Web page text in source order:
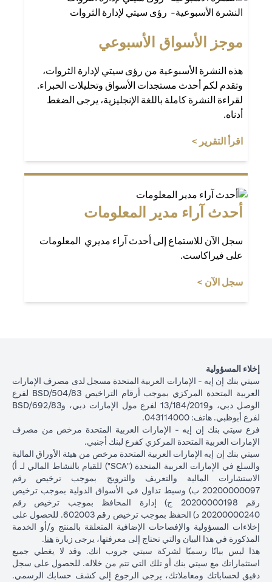
النشرة الأسبوعية- رؤى سيتي لإدارة الثروات
موجز الأسواق الأسبوعي
هذه النشرة الأسبوعية من رؤى سيتي لإدارة الثروات،
وتقدم لكم أحدث مستجدات الأسواق وتحليلات الخبراء.
لقراءة النشرة كاملة باللغة الإنجليزية، يرجى الضغط
أدناه.
اقرأ التقرير >
أحدث آراء مدير المعلومات
سجل الآن للاستماع إلى أحدث آراء مديري المعلومات
على فيراكاست.
سجل الآن >
إخلاء المسؤولية
سيتي بنك إن إيه - الإمارات العربية المتحدة مسجل لدى مصرف الإمارات
العربية المتحدة المركزي بموجب أرقام التراخيص BSD/504/83 لفرع
الوصل دبي، و13/184/2019 لفرع مول الإمارات دبي، وBSD/692/83
لفرع أبوظبي. هاتف: 043114000.
فرع سيتي بنك إن إيه - الإمارات العربية المتحدة مرخص من مصرف
الإمارات العربية المتحدة المركزي كفرع لبنك أجنبي.
سيتي بنك إن إيه الإمارات العربية المتحدة مرخص من هيئة الأوراق المالية
والسلع في الإمارات العربية المتحدة ("SCA") للقيام بالنشاط المالي لـ أ)
الاستشارات المالية والتعريف والترويج بموجب ترخيص رقم
20200000097 ب) وسيط تداول في الأسواق الدولية بموجب ترخيص
رقم 20200000198 ج) إدارة المحافظ بموجب ترخيص رقم
20200000240 د) الحفظ بموجب ترخيص رقم 602003. للحصول على
إخلاءات المسؤولية والإفصاحات الإضافية المتعلقة بالمنتج و/أو الخدمة
المذكورة في هذا البيان والتي تحتاج إلى معرفتها، يرجى زيارة هنا.
هذا ليس بيانًا رسميًا لشركة سيتي جروب انك. وقد لا يغطي جميع
استثماراتك مع سيتي بنك أو تلك التي تتم من خلاله. للحصول على سجل
دقيق لحساباتك ومعاملاتك، يرجى الرجوع إلى كشف حسابك الرسمي.